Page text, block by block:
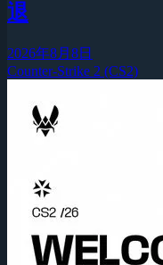
退
2026年8月8日
Counter-Strike 2 (CS2)